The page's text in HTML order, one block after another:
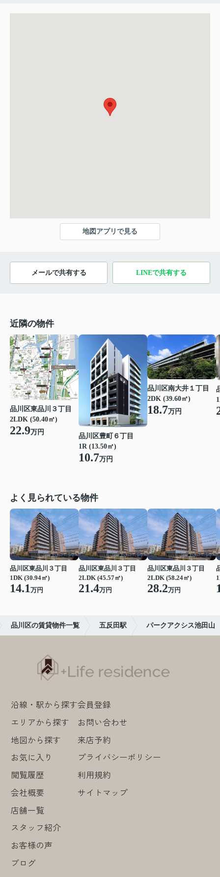
地図アプリで見る
メールで共有する LINEで共有する
近隣の物件
品川区東品川３丁目
2LDK (50.40㎡)
22.9万円
品川区豊町６丁目
1R (13.50㎡)
10.7万円
品川区南大井１丁目
2DK (39.60㎡)
18.7万円
よく見られている物件
品川区東品川３丁目
1DK (30.94㎡)
14.1万円
品川区東品川３丁目
2LDK (45.57㎡)
21.4万円
品川区東品川３丁目
2LDK (58.24㎡)
28.2万円
品川区の賃貸物件一覧 五反田駅 パークアクシス池田山
沿線・駅から探す
エリアから探す
地図から探す
お気に入り
閲覧履歴
会社概要
店舗一覧
スタッフ紹介
お客様の声
ブログ
会員登録
お問い合わせ
来店予約
プライバシーポリシー
利用規約
サイトマップ